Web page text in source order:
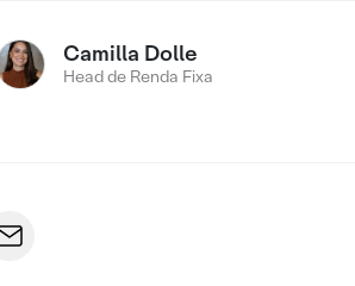
Camilla Dolle
Head de Renda Fixa